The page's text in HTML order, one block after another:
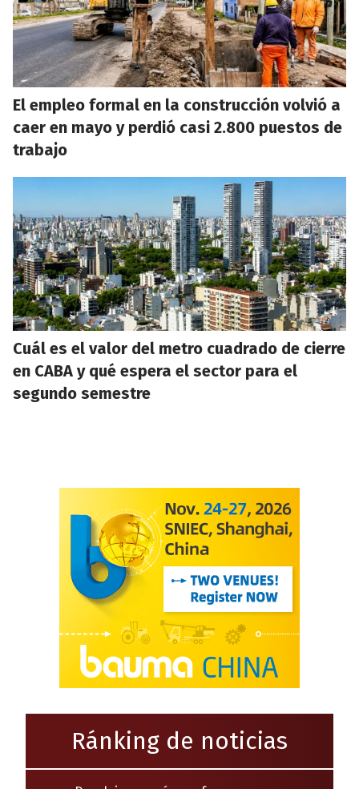
El empleo formal en la construcción volvió a
caer en mayo y perdió casi 2.800 puestos de
trabajo
Cuál es el valor del metro cuadrado de cierre
en CABA y qué espera el sector para el
segundo semestre
Ránking de noticias